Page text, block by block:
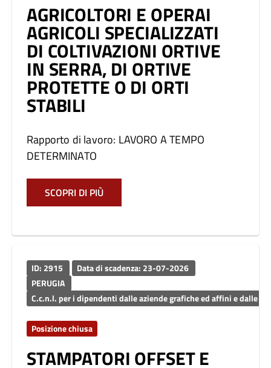
AGRICOLTORI E OPERAI
AGRICOLI SPECIALIZZATI
DI COLTIVAZIONI ORTIVE
IN SERRA, DI ORTIVE
PROTETTE O DI ORTI
STABILI
Rapporto di lavoro: LAVORO A TEMPO
DETERMINATO
SCOPRI DI PIÙ
ID: 2915
Data di scadenza: 23-07-2026
PERUGIA
C.c.n.l. per i dipendenti dalle aziende grafiche ed affini e dalle
Posizione chiusa
STAMPATORI OFFSET E